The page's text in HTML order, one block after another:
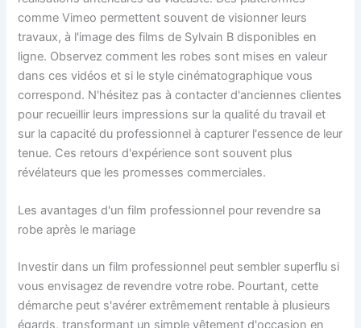
comme Vimeo permettent souvent de visionner leurs
travaux, à l'image des films de Sylvain B disponibles en
ligne. Observez comment les robes sont mises en valeur
dans ces vidéos et si le style cinématographique vous
correspond. N'hésitez pas à contacter d'anciennes clientes
pour recueillir leurs impressions sur la qualité du travail et
sur la capacité du professionnel à capturer l'essence de leur
tenue. Ces retours d'expérience sont souvent plus
révélateurs que les promesses commerciales.
Les avantages d'un film professionnel pour revendre sa
robe après le mariage
Investir dans un film professionnel peut sembler superflu si
vous envisagez de revendre votre robe. Pourtant, cette
démarche peut s'avérer extrêmement rentable à plusieurs
égards, transformant un simple vêtement d'occasion en